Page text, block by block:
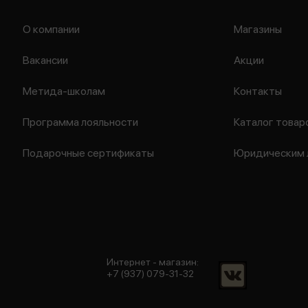
О компании
Вакансии
Метида-школам
Программа лояльности
Подарочные сертификаты
Магазины
Акции
Контакты
Каталог
Юридическим
Интернет - магазин:
+7 (937) 079-31-32